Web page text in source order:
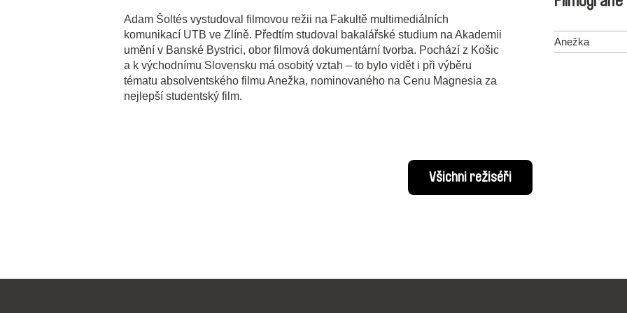
Adam Šoltés vystudoval filmovou režii na Fakultě multimediálních
komunikací UTB ve Zlíně. Předtím studoval bakalářské studium na Akademii
umění v Banské Bystrici, obor filmová dokumentární tvorba. Pochází z Košic
a k východnímu Slovensku má osobitý vztah – to bylo vidět i při výběru
tématu absolventského filmu Anežka, nominovaného na Cenu Magnesia za
nejlepší studentský film.
Anežka
Všichni režiséři